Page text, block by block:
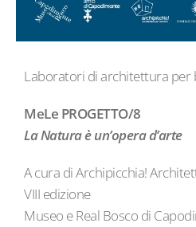
Laboratori di architettura per
MeLe PROGETTO/8
La Natura è un’opera d’arte
A cura di Archipicchia!
VIII edizione
Museo e Real Bosco di